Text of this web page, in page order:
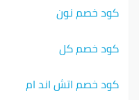
كود خصم نون
كود خصم كل
كود خصم اتش اند ام